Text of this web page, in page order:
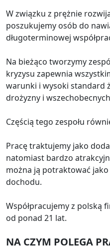
W związku z prężnie
poszukujemy osób do
długoterminowej
Na bieżąco tworzymy
kryzysu zapewnia
warunki i wysoki standard
drożyzny i
Częścią tego zespołu
Pracę traktujemy jako
natomiast bardzo
można ją potraktować
dochodu.
Współpracujemy z polską
od ponad 21 lat.
NA CZYM POLEGA